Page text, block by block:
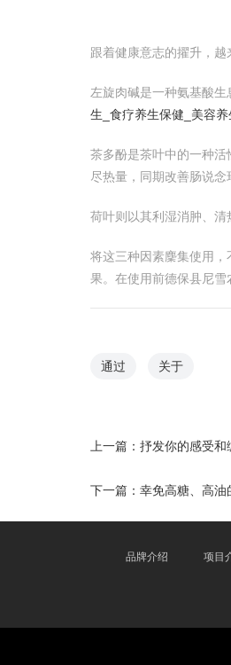
跟着健康意志的擢升，
左旋肉碱是一种氨基酸
生_食疗养生保健_美容养
茶多酚是茶叶中的一种活
尽热量，同期改善肠说念
荷叶则以其利湿消肿、清
将这三种因素麇集使用
果。在使用前德保县尼雪
通过 关于
上一篇： 抒发你的感受和
下一篇： 幸免高糖、高油
品牌介绍 项目